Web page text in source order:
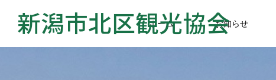
ホーム お知らせ